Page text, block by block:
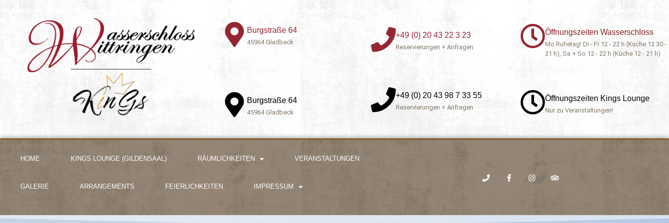
Burgstraße 64
45964 Gladbeck
Burgstraße 64
45964 Gladbeck
+49 (0) 20 43 22 3 23
Reservierungen + Anfragen
+49 (0) 20 43 98 7 33 55
Reservierungen + Anfragen
Öffnungszeiten Wasserschloss
Mo Ruhetag! Di - Fr 12 - 22 h (Küche 12.30 -
21 h), Sa + So 12 - 22 h (Küche 12 - 21 h)
Öffnungszeiten Kings Lounge
Nur zu Veranstaltungen!
HOME KINGS LOUNGE (GILDENSAAL) RÄUMLICHKEITEN VERANSTALTUNGEN
GALERIE ARRANGEMENTS FEIERLICHKEITEN IMPRESSUM